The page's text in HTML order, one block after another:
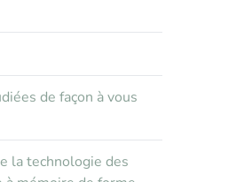
de façon à vous
la technologie des